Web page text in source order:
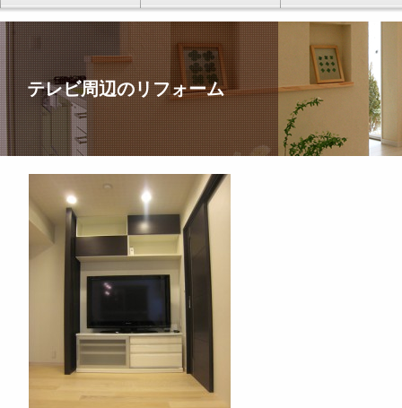
テレビ周辺のリフォーム